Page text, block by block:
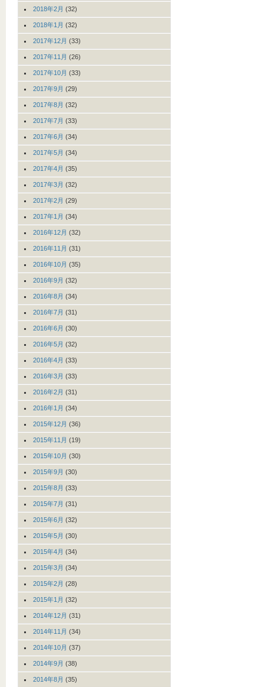
2018年2月 (32)
2018年1月 (32)
2017年12月 (33)
2017年11月 (26)
2017年10月 (33)
2017年9月 (29)
2017年8月 (32)
2017年7月 (33)
2017年6月 (34)
2017年5月 (34)
2017年4月 (35)
2017年3月 (32)
2017年2月 (29)
2017年1月 (34)
2016年12月 (32)
2016年11月 (31)
2016年10月 (35)
2016年9月 (32)
2016年8月 (34)
2016年7月 (31)
2016年6月 (30)
2016年5月 (32)
2016年4月 (33)
2016年3月 (33)
2016年2月 (31)
2016年1月 (34)
2015年12月 (36)
2015年11月 (19)
2015年10月 (30)
2015年9月 (30)
2015年8月 (33)
2015年7月 (31)
2015年6月 (32)
2015年5月 (30)
2015年4月 (34)
2015年3月 (34)
2015年2月 (28)
2015年1月 (32)
2014年12月 (31)
2014年11月 (34)
2014年10月 (37)
2014年9月 (38)
2014年8月 (35)